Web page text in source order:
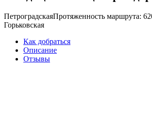
ПетроградскаяПротяженность маршрута:
Горьковская
Как добраться
Описание
Отзывы